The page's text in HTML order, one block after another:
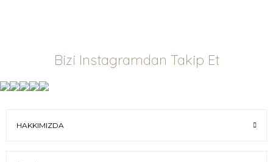
Bleu 2 Parça Tulum Hastane Çıkışı
2.500,00 TL
Bizi Instagramdan Takip Et
HAKKIMIZDA